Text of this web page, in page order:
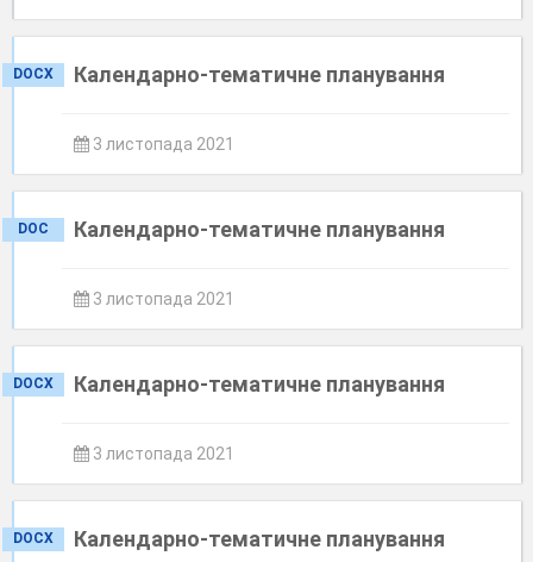
DOCX Календарно-тематичне планування
3 листопада 2021
DOC Календарно-тематичне планування
3 листопада 2021
DOCX Календарно-тематичне планування
3 листопада 2021
DOCX Календарно-тематичне планування